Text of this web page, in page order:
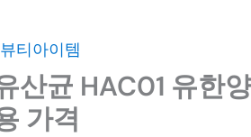
티아이템
산균 HAC01 유한
가격